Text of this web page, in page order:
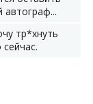
автограф...
тр*хнуть